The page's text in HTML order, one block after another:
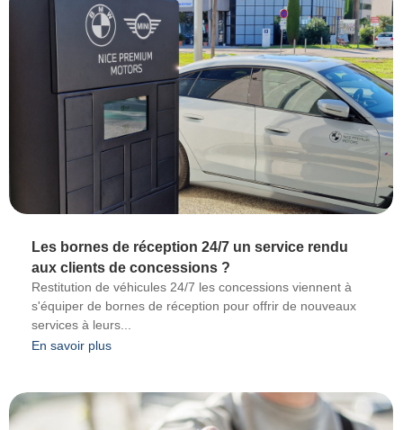
Les bornes de réception 24/7 un service rendu
aux clients de concessions ?
Restitution de véhicules 24/7 les concessions viennent à
s'équiper de bornes de réception pour offrir de nouveaux
services à leurs...
En savoir plus